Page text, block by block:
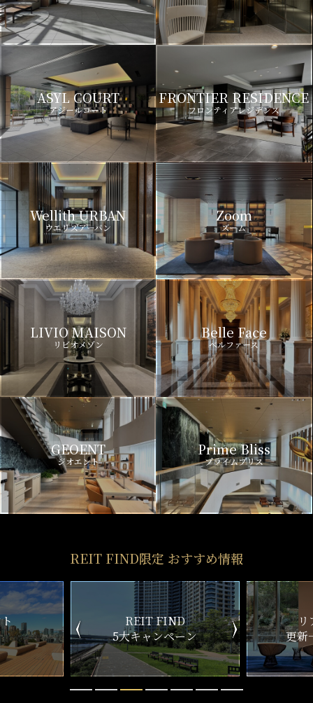
ASYL COURT
アジールコート
FRONTIER RESIDENCE
フロンティアレジデンス
Wellith URBAN
ウエリスアーバン
Zoom
ズーム
LIVIO MAISON
リビオメゾン
Belle Face
ベルファース
GEOENT
ジオエント
Prime Bliss
プライムブリス
REIT FIND限定 おすすめ情報
ン
リアルタイム
更新一覧チェック
新